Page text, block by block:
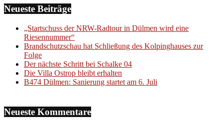
Neueste Beiträge
„Startschuss der NRW-Radtour in Dülmen wird eine
Riesennummer“
Brandschutzschau hat Schließung des Kolpinghauses zur
Folge
Der nächste Schritt bei Schalke 04
Die Villa Ostrop bleibt erhalten
B474 Dülmen: Sanierung startet am 6. Juli
Neueste Kommentare